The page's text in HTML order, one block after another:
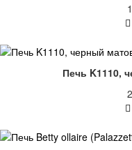
Печь K1110,